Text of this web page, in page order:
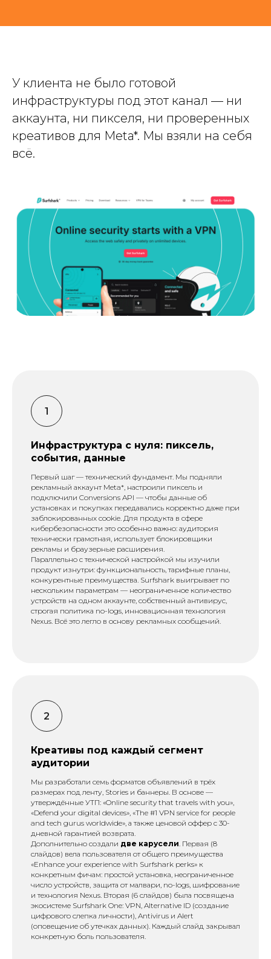
У клиента не было готовой
инфраструктуры под этот канал — ни
аккаунта, ни пикселя, ни проверенных
креативов для Meta*. Мы взяли на себя
всё.
Инфраструктура с нуля: пиксель,
события, данные
Первый шаг — технический фундамент. Мы подняли
рекламный аккаунт Meta*, настроили пиксель и
подключили Conversions API — чтобы данные об
установках и покупках передавались корректно даже при
заблокированных cookie. Для продукта в сфере
кибербезопасности это особенно важно: аудитория
технически грамотная, использует блокировщики
рекламы и браузерные расширения.
Параллельно с технической настройкой мы изучили
продукт изнутри: функциональность, тарифные планы,
конкурентные преимущества. Surfshark выигрывает по
нескольким параметрам — неограниченное количество
устройств на одном аккаунте, собственный антивирус,
строгая политика no-logs, инновационная технология
Nexus. Всё это легло в основу рекламных сообщений.
Креативы под каждый сегмент
аудитории
Мы разработали семь форматов объявлений в трёх
размерах под ленту, Stories и баннеры. В основе —
утверждённые УТП: «Online security that travels with you»,
«Defend your digital devices», «The #1 VPN service for people
and tech gurus worldwide», а также ценовой оффер с 30-
дневной гарантией возврата.
Дополнительно создали две карусели. Первая (8
слайдов) вела пользователя от общего преимущества
«Enhance your experience with Surfshark perks» к
конкретным фичам: простой установка, неограниченное
число устройств, защита от малвари, no-logs, шифрование
и технология Nexus. Вторая (6 слайдов) была посвящена
экосистеме Surfshark One: VPN, Alternative ID (создание
цифрового слепка личности), Antivirus и Alert
(оповещение об утечках данных). Каждый слайд закрывал
конкретную боль пользователя.